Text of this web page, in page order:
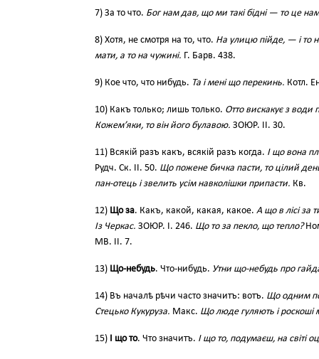
7) За то что. Бог нам дав, що ми такі бідні — то це
8) Хотя, не смотря на то, что. На улицю пійде, — і то
мати, а то на чужині. Г. Барв. 438.
9) Кое что, что нибудь. Та і мені що перекинь. Котл.
10) Какъ только; лишь только. Отто вискакує з води
Кожем’яки, то він його булавою. ЗОЮР. II. 30.
11) Всякій разъ какъ, всякій разъ когда. І що вона
Рудч. Ск. II. 50. Що пожене бичка пасти, то цілий
пан-отець і звелить усім навколішки припасти. Кв.
12) Що за. Какъ, какой, какая, какое. А що в лісі за
Із Черкас. ЗОЮР. І. 246. Що то за пекло, що тепло?
МВ. ІІ. 7.
13) Що-небудь. Что-нибудь. Утни що-небудь про
14) Въ началѣ рѣчи часто значитъ: вотъ. Що одним
Стецько Кукуруза. Макс. Що люде гуляють і
15) І що то. Что значитъ. І що то, подумаєш, на світі